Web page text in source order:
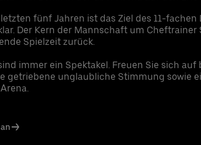
fünf Jahren ist das Ziel des 11-fachen
Der Kern der Mannschaft um Cheftrainer
Spielzeit zurück.
immer ein Spektakel. Freuen Sie sich auf
getriebene unglaubliche Stimmung sowie
RIDE Rabattcode für Fahrten von und zur Uber
+49 (0) 30 / 2060708-239